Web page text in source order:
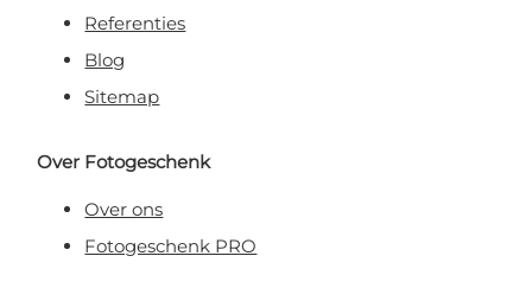
Referenties
Blog
Sitemap
Over Fotogeschenk
Over ons
Fotogeschenk PRO